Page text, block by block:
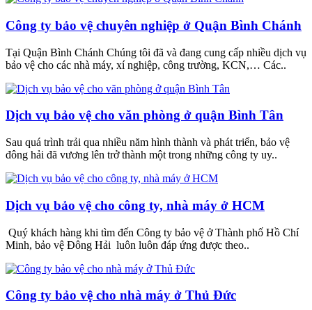
Công ty bảo vệ chuyên nghiệp ở Quận Bình Chánh
Tại Quận Bình Chánh Chúng tôi đã và đang cung cấp nhiều dịch vụ
bảo vệ cho các nhà máy, xí nghiệp, công trường, KCN,… Các..
Dịch vụ bảo vệ cho văn phòng ở quận Bình Tân
Sau quá trình trải qua nhiều năm hình thành và phát triển, bảo vệ
đông hải đã vương lên trở thành một trong những công ty uy..
Dịch vụ bảo vệ cho công ty, nhà máy ở HCM
Quý khách hàng khi tìm đến Công ty bảo vệ ở Thành phố Hồ Chí
Minh, bảo vệ Đông Hải luôn luôn đáp ứng được theo..
Công ty bảo vệ cho nhà máy ở Thủ Đức